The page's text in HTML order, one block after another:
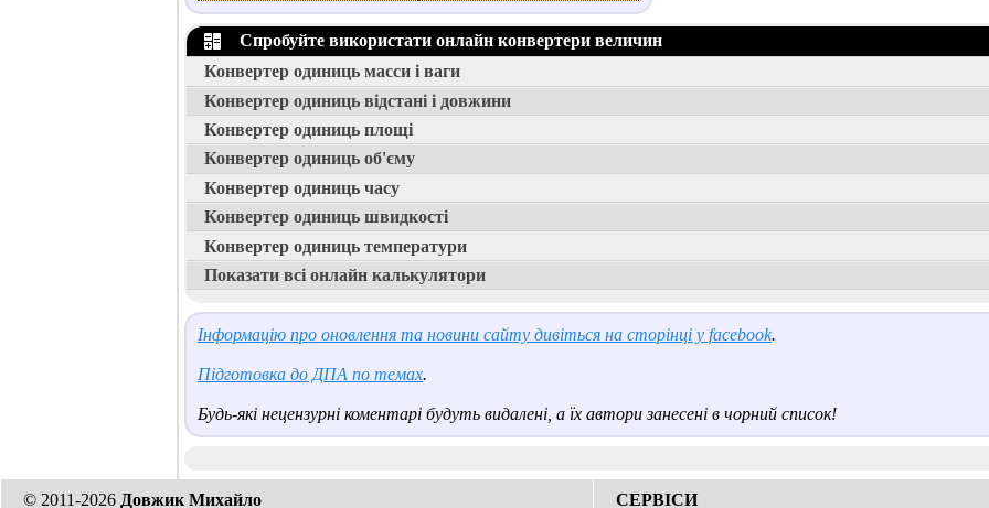
Спробуйте використати онлайн конвертери величин
Конвертер одиниць масси і ваги
Конвертер одиниць відстані і довжини
Конвертер одиниць площі
Конвертер одиниць об'єму
Конвертер одиниць часу
Конвертер одиниць швидкості
Конвертер одиниць температури
Показати всі онлайн калькулятори
Інформацію про оновлення та новини сайту дивіться на сторінці у facebook.
Підготовка до ДПА по темах.
Будь-які нецензурні коментарі будуть видалені, а їх автори занесені в чорний список!
© 2011-2026 Довжик Михайло СЕРВІСИ